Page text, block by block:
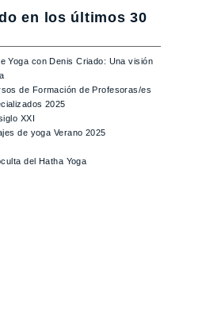
en los últimos 30
Yoga con Denis Criado: Una visión
de Formación de Profesoras/es
2025
XXI
de yoga Verano 2025
del Hatha Yoga